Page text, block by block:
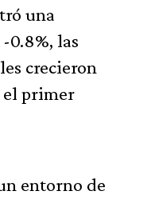
una
0.8%, las
crecieron
el primer
entorno de